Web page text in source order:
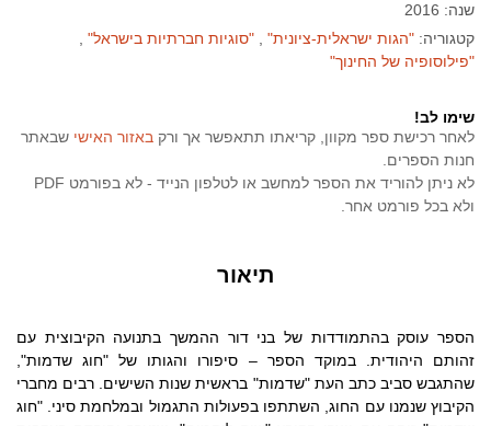
שנה: 2016
קטגוריה: "הגות ישראלית-ציונית"
"סוגיות חברתיות בישראל"
"פילוסופיה של החינוך"
שימו לב!
לאחר רכישת ספר מקוון, קריאתו תתאפשר אך ורק באזור האישי שבאתר
חנות הספרים.
לא ניתן להוריד את הספר למחשב או לטלפון הנייד - לא בפורמט PDF
ולא בכל פורמט אחר.
תיאור
הספר עוסק בהתמודדות של בני דור ההמשך בתנועה הקיבוצית עם
זהותם היהודית. במוקד הספר – סיפורו והגותו של "חוג שדמות",
שהתגבש סביב כתב העת "שדמות" בראשית שנות השישים. רבים מחברי
הקיבוץ שנמנו עם החוג, השתתפו בפעולות התגמול ובמלחמת סיני. "חוג